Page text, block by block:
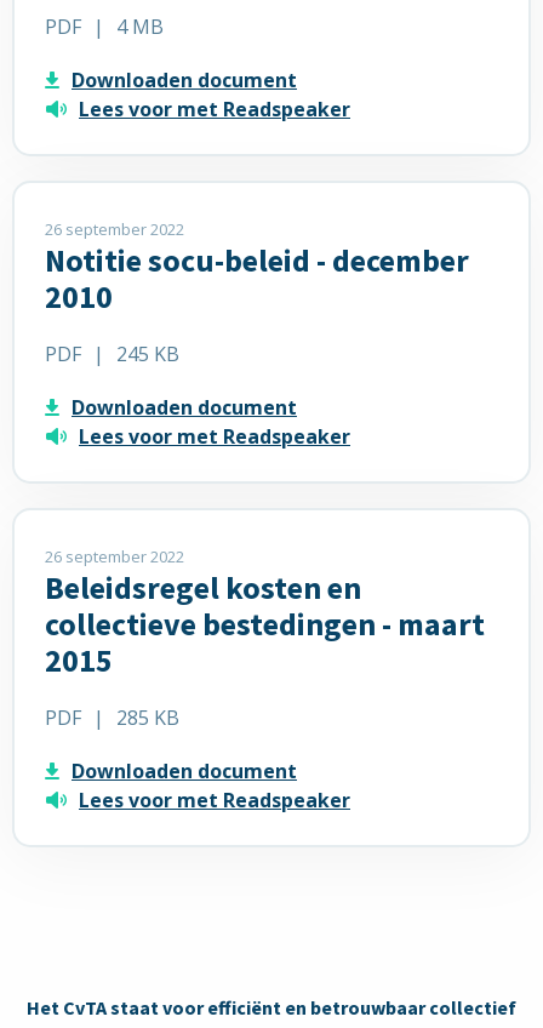
PDF |
4 MB
Downloaden document
Lees voor met Readspeaker
bestuur
2010
26 september 2022
Notitie socu-beleid - december
2010
PDF |
245 KB
Downloaden document
Lees voor met Readspeaker
Lees
meer
over
Notitie
socu-
beleid
december
2010
26 september 2022
Beleidsregel kosten en
collectieve bestedingen - maart
2015
PDF |
285 KB
Downloaden document
Lees voor met Readspeaker
Lees
meer
over
Beleidsregel
kosten
bestedingen
maart
2015
Het CvTA staat voor efficiënt en betrouwbaar collectief